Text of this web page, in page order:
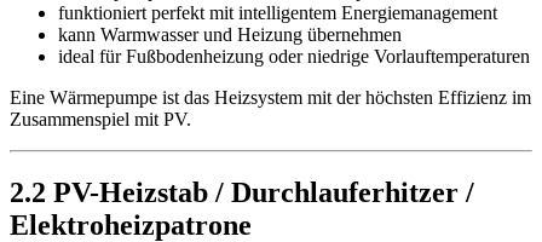
funktioniert perfekt mit intelligentem Energiemanagement
kann Warmwasser und Heizung übernehmen
ideal für Fußbodenheizung oder niedrige Vorlauftemperaturen
Eine Wärmepumpe ist das Heizsystem mit der höchsten Effizienz im
Zusammenspiel mit PV.
2.2 PV-Heizstab / Durchlauferhitzer /
Elektroheizpatrone